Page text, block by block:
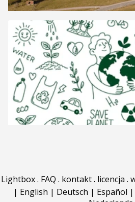
Lightbox. FAQ . kontakt. licencja .
| English | Deutsch | Español |